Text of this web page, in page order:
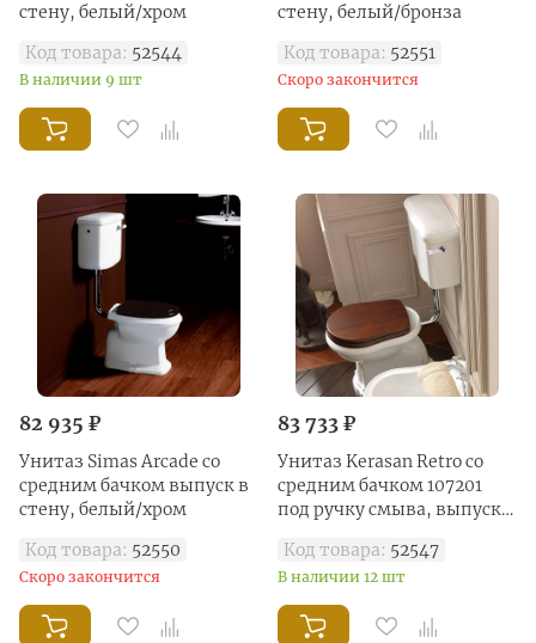
стену, белый/хром
Код товара: 52544
В наличии 9 шт
стену, белый/бронза
Код товара: 52551
Скоро закончится
82 935 ₽
Унитаз Simas Arcade со
средним бачком выпуск в
стену, белый/хром
Код товара: 52550
Скоро закончится
83 733 ₽
Унитаз Kerasan Retro со
средним бачком 107201
под ручку смыва, выпуск в
Код товара: 52547
В наличии 12 шт